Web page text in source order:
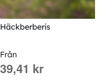
Häckberberis
Från
39,41 kr